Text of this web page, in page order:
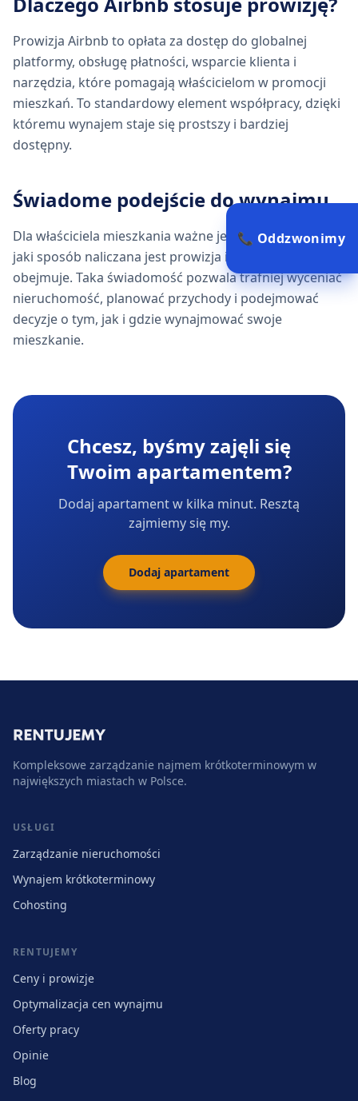
Prowizja Airbnb to opłata za dostęp do globalnej
platformy, obsługę płatności, wsparcie klienta i
narzędzia, które pomagają właścicielom w promocji
mieszkań. To standardowy element współpracy, dzięki
któremu wynajem staje się prostszy i bardziej
dostępny.
Świadome podejście do wynajmu
Dla właściciela mieszkania ważne jest, aby wiedzieć, w
jaki sposób naliczana jest prowizja i jakie elementy
obejmuje. Taka świadomość pozwala trafniej wyceniać
nieruchomość, planować przychody i podejmować
decyzje o tym, jak i gdzie wynajmować swoje
mieszkanie.
Chcesz, byśmy zajęli się
Twoim apartamentem?
Dodaj apartament w kilka minut. Resztą
zajmiemy się my.
Dodaj apartament
Kompleksowe zarządzanie najmem krótkoterminowym w
największych miastach w Polsce.
USŁUGI
Zarządzanie nieruchomości
Wynajem krótkoterminowy
Cohosting
RENTUJEMY
Ceny i prowizje
Optymalizacja cen wynajmu
Oferty pracy
Opinie
Blog
📞 Oddzwonimy